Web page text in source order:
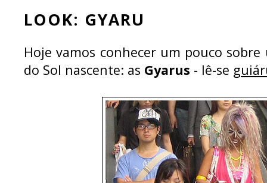
LOOK: GYARU
Hoje vamos conhecer um pouco
do Sol nascente: as Gyarus - lê-se